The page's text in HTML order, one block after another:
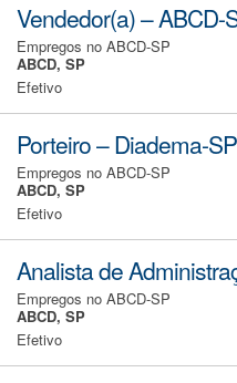
Vendedor(a) – ABCD-
Empregos no ABCD-SP
ABCD, SP
Efetivo
Porteiro – Diadema-SP
Empregos no ABCD-SP
ABCD, SP
Efetivo
Analista de
Empregos no ABCD-SP
ABCD, SP
Efetivo